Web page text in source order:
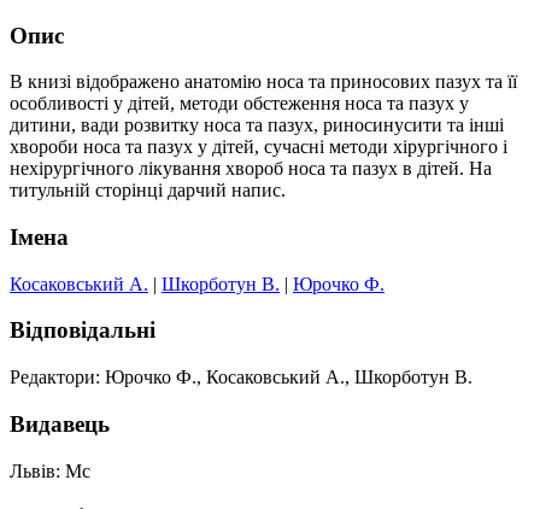
Опис
В книзі відображено анатомію носа та приносових пазух та її
особливості у дітей, методи обстеження носа та пазух у
дитини, вади розвитку носа та пазух, риносинусити та інші
хвороби носа та пазух у дітей, сучасні методи хірургічного і
нехірургічного лікування хвороб носа та пазух в дітей. На
титульній сторінці дарчий напис.
Імена
Косаковський А. | Шкорботун В. | Юрочко Ф.
Відповідальні
Редактори: Юрочко Ф., Косаковський А., Шкорботун В.
Видавець
Львів: Мс